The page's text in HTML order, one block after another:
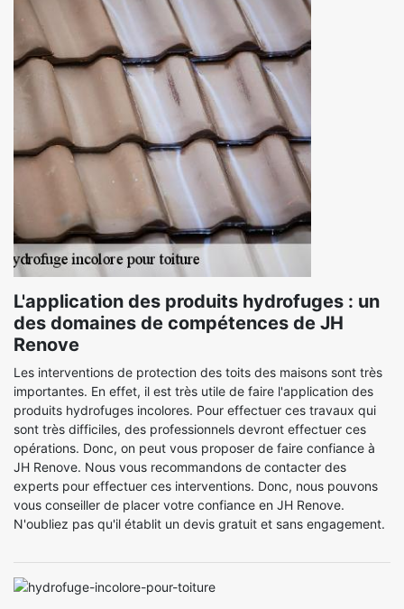
L'application des produits hydrofuges : un
des domaines de compétences de JH
Renove
Les interventions de protection des toits des maisons sont très
importantes. En effet, il est très utile de faire l'application des
produits hydrofuges incolores. Pour effectuer ces travaux qui
sont très difficiles, des professionnels devront effectuer ces
opérations. Donc, on peut vous proposer de faire confiance à
JH Renove. Nous vous recommandons de contacter des
experts pour effectuer ces interventions. Donc, nous pouvons
vous conseiller de placer votre confiance en JH Renove.
N'oubliez pas qu'il établit un devis gratuit et sans engagement.